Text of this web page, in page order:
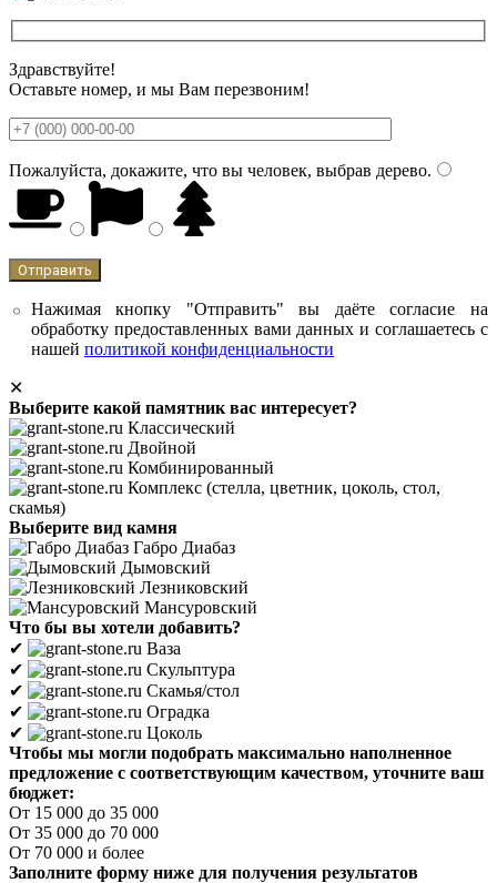
Здравствуйте!
Оставьте номер, и мы Вам перезвоним!
Пожалуйста, докажите, что вы человек, выбрав дерево.
Нажимая кнопку "Отправить" вы даёте согласие на
обработку предоставленных вами данных и соглашаетесь с
нашей политикой конфиденциальности
✕
Выберите какой памятник вас интересует?
Классический
Двойной
Комбинированный
Комплекс (стелла, цветник, цоколь, стол,
скамья)
Выберите вид камня
Габро Диабаз
Дымовский
Лезниковский
Мансуровский
Что бы вы хотели добавить?
✔
Ваза
✔
Скульптура
✔
Скамья/стол
✔
Оградка
✔
Цоколь
Чтобы мы могли подобрать максимально наполненное
предложение с соответствующим качеством, уточните ваш
бюджет:
От 15 000 до 35 000
От 35 000 до 70 000
От 70 000 и более
Заполните форму ниже для получения результатов